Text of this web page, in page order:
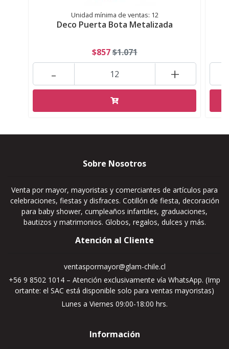
Unidad mínima de ventas: 12
Deco Puerta Bota Metalizada
$857$1.071
+
-
Sobre Nosotros
Venta por mayor, mayoristas y comerciantes de artículos para
celebraciones, fiestas y disfraces. Cotillón de fiesta, decoración
para baby shower, cumpleaños infantiles, graduaciones,
bautizos y matrimonios. Globos, regalos, dulces y más.
Atención al Cliente
ventaspormayor@glam-chile.cl
+56 9 8502 1014 – Atención exclusivamente vía WhatsApp. (Imp
ortante: el SAC está disponible solo para ventas mayoristas)
Lunes a Viernes 09:00-18:00 hrs.
Información